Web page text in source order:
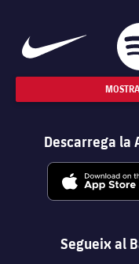
Descarrega la
Segueix al